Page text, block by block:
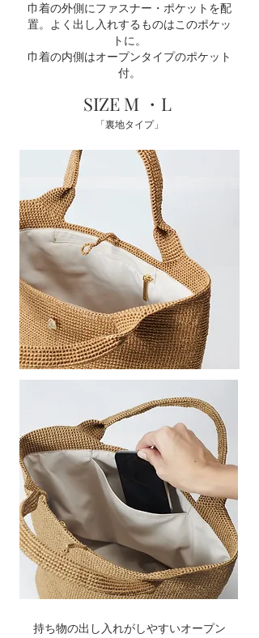
巾着の外側にファスナー・ポケットを配
置。よく出し入れするものはこのポケッ
トに。
巾着の内側はオープンタイプのポケット
付。
SIZE M ・L
「裏地タイプ」
持ち物の出し入れがしやすいオープン